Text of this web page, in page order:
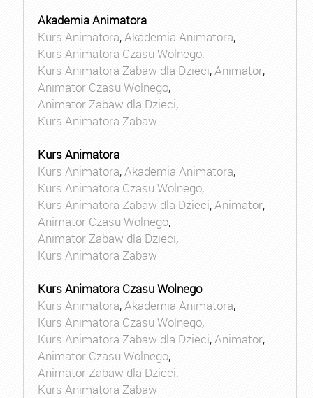
Akademia Animatora
Kurs Animatora,Akademia Animatora,
Kurs Animatora Czasu Wolnego,
Kurs Animatora Zabaw dla Dzieci,Animator,
Animator Czasu Wolnego,
Animator Zabaw dla Dzieci,
Kurs Animatora Zabaw
Kurs Animatora
Kurs Animatora,Akademia Animatora,
Kurs Animatora Czasu Wolnego,
Kurs Animatora Zabaw dla Dzieci,Animator,
Animator Czasu Wolnego,
Animator Zabaw dla Dzieci,
Kurs Animatora Zabaw
Kurs Animatora Czasu Wolnego
Kurs Animatora,Akademia Animatora,
Kurs Animatora Czasu Wolnego,
Kurs Animatora Zabaw dla Dzieci,Animator,
Animator Czasu Wolnego,
Animator Zabaw dla Dzieci,
Kurs Animatora Zabaw